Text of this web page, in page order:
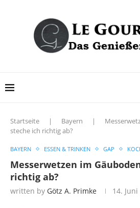
Startseite | Bayern |
steche ich richtig ab?
BAYERN ESSEN & TRINKEN GAP
Messerwetzen im
richtig ab?
written by Götz A. Primke 14. Juni